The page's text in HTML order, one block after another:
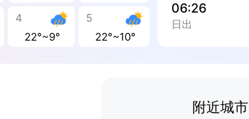
4
22°~9°
5
22°~10°
06:26
日出
附近城市